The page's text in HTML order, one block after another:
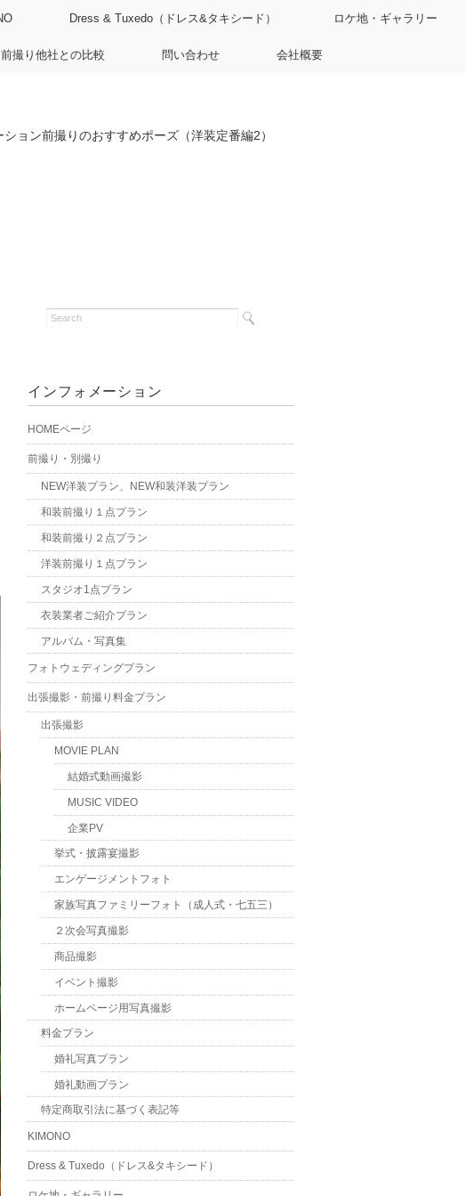
Dress & Tuxedo（ドレス&タキシード） ロケ地・ギャラリー
前撮り他社との比較 問い合わせ 会社概要
ョン前撮りのおすすめポーズ（洋装定番編2）
インフォメーション
HOMEページ
前撮り・別撮り
NEW洋装プラン、NEW和装洋装プラン
和装前撮り１点プラン
和装前撮り２点プラン
洋装前撮り１点プラン
スタジオ1点プラン
衣装業者ご紹介プラン
アルバム・写真集
フォトウェディングプラン
出張撮影・前撮り料金プラン
出張撮影
MOVIE PLAN
結婚式動画撮影
MUSIC VIDEO
企業PV
挙式・披露宴撮影
エンゲージメントフォト
家族写真ファミリーフォト（成人式・七五三）
２次会写真撮影
商品撮影
イベント撮影
ホームページ用写真撮影
料金プラン
婚礼写真プラン
婚礼動画プラン
特定商取引法に基づく表記等
KIMONO
Dress & Tuxedo（ドレス&タキシード）